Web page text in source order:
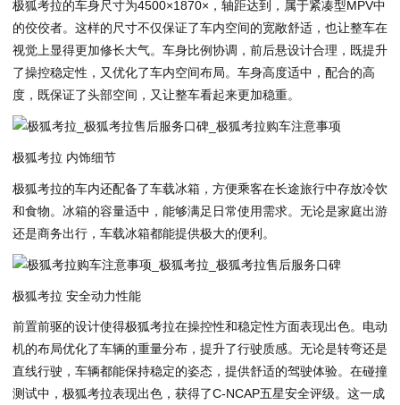
极狐考拉的车身尺寸为4500×1870×，轴距达到，属于紧凑型MPV中
的佼佼者。这样的尺寸不仅保证了车内空间的宽敞舒适，也让整车在
视觉上显得更加修长大气。车身比例协调，前后悬设计合理，既提升
了操控稳定性，又优化了车内空间布局。车身高度适中，配合的高
度，既保证了头部空间，又让整车看起来更加稳重。
极狐考拉 内饰细节
极狐考拉的车内还配备了车载冰箱，方便乘客在长途旅行中存放冷饮
和食物。冰箱的容量适中，能够满足日常使用需求。无论是家庭出游
还是商务出行，车载冰箱都能提供极大的便利。
极狐考拉 安全动力性能
前置前驱的设计使得极狐考拉在操控性和稳定性方面表现出色。电动
机的布局优化了车辆的重量分布，提升了行驶质感。无论是转弯还是
直线行驶，车辆都能保持稳定的姿态，提供舒适的驾驶体验。在碰撞
测试中，极狐考拉表现出色，获得了C-NCAP五星安全评级。这一成